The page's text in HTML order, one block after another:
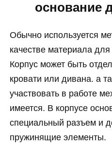
основание
Обычно используется
качестве материала для
Корпус может быть
кровати или дивана. а
участвовать в работе
имеется. В корпусе
специальный разъем и
пружинящие элементы.